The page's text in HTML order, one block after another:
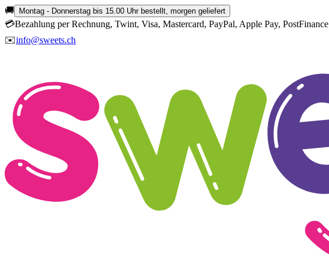
🚚 Montag - Donnerstag bis 15.00 Uhr bestellt, morgen geliefert
💳Bezahlung per Rechnung, Twint, Visa, Mastercard, PayPal, Apple Pay, PostFinance
✉️info@sweets.ch